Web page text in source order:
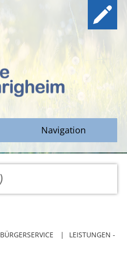
Navigation
GEMEINDE
Freibadkarten
BÜRGERSERVICE LEISTUNGEN -